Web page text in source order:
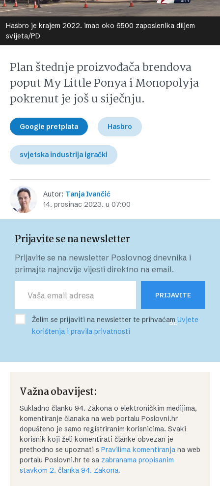
Hasbro je krajem 2022. imao oko 6500 zaposlenika diljem
svijeta/PD
Plan štednje proizvođača brendova
poput My Little Ponya i Monopolyja
pokrenut je još u siječnju.
Google pretplata Hasbro
svjetska industrija igrački
Autor: Tanja Ivančić
14. prosinac 2023. u 07:00
Prijavite se na newsletter
Prijavite se na newsletter Poslovnog dnevnika i
primajte najnovije vijesti direktno na email.
PRIJAVITE
SE
Želim se prijaviti na newsletter te prihvaćamUvjete
korištenja i pravila privatnosti
Važna obavijest:
Sukladno članku 94. Zakona o elektroničkim medijima,
komentiranje članaka na web portalu Poslovni.hr
dopušteno je samo registriranim korisnicima. Svaki
korisnik koji želi komentirati članke obvezan je
prethodno se upoznati s Pravilima komentiranja na web
portalu Poslovni.hr te sa zabranama propisanim
stavkom 2. članka 94. Zakona.